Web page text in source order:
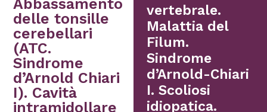
Abbassamento
delle tonsille
cerebellari
(ATC.
Sindrome
d’Arnold Chiari
I). Cavità
intramidollare
vertebrale.
Malattia del
Filum.
Sindrome
d’Arnold-Chiari
I. Scoliosi
idiopatica.